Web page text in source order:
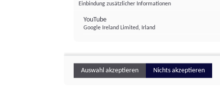
Einbindung zusätzlicher Informationen
YouTube
Google Ireland Limited, Irland
Auswahl akzeptieren Nichts akzeptieren